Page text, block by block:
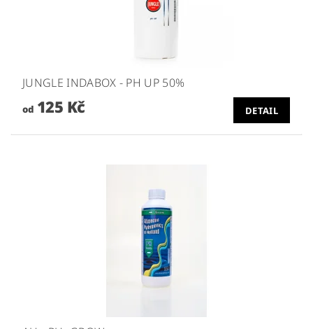
JUNGLE INDABOX - PH UP 50%
od125 Kč DETAIL